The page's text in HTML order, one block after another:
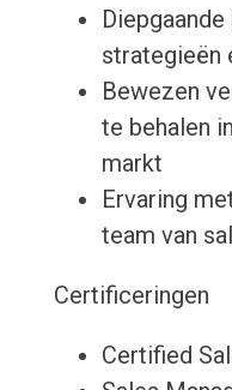
strategieën
Bewezen
te behalen
markt
Ervaring
team van
Certificeringen
Certified